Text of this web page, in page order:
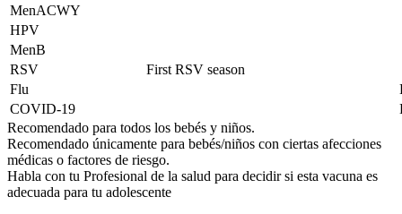
MenACWY
HPV
MenB
RSV
First RSV season
Flu
COVID-19
Recomendado para todos los bebés y niños.
Recomendado únicamente para bebés/niños con ciertas afecciones
médicas o factores de riesgo.
Habla con tu Profesional de la salud para decidir si esta vacuna es
adecuada para tu adolescente